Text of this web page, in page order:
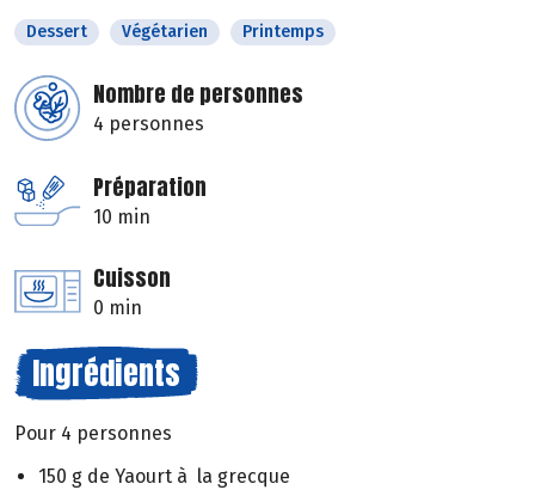
Dessert Végétarien Printemps
Nombre de personnes
4 personnes
Préparation
10 min
Cuisson
0 min
Ingrédients
Pour 4 personnes
150 g de Yaourt à la grecque